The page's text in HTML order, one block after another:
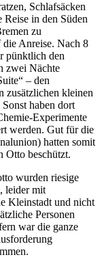
Schlafsäcken
in den Süden
zu
die Anreise. Nach 8
pünktlich den
zwei Nächte
– den
zusätzlichen kleinen
haben dort
Experimente
werden. Gut für die
hatten somit
Otto beschützt.
wurden riesige
leider mit
Kleinstadt und nicht
Personen
war die ganze